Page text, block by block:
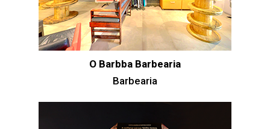
O Barbba Barbearia
Barbearia